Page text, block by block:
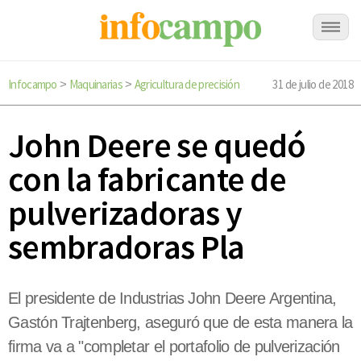
Infocampo > Maquinarias> Agricultura de precisión 31 de julio de 2018
John Deere se quedó
con la fabricante de
pulverizadoras y
sembradoras Pla
El presidente de Industrias John Deere Argentina,
Gastón Trajtenberg, aseguró que de esta manera la
firma va a "completar el portafolio de pulverización